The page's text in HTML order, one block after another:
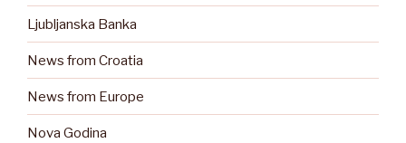
Ljubljanska Banka
News from Croatia
News from Europe
Nova Godina